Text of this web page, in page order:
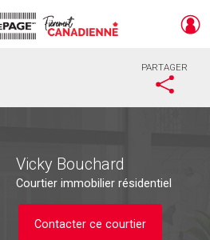
PARTAGER
Vicky Bouchard
Courtier immobilier résidentiel
Contacter ce courtier